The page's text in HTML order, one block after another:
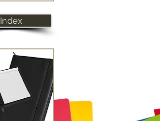
Index